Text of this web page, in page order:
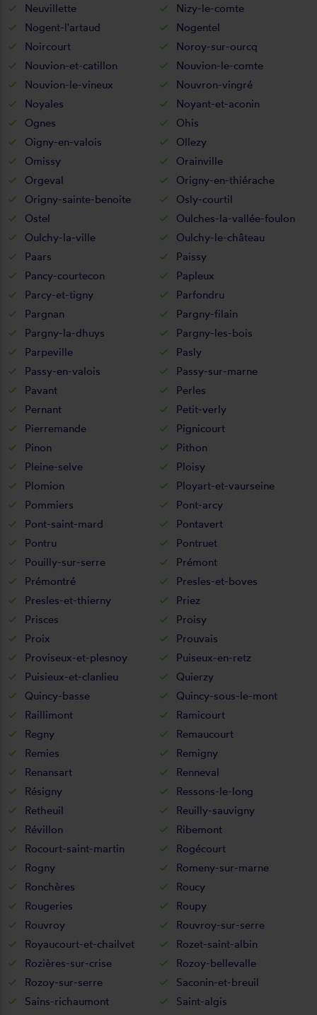
Neuvillette
Nizy-le-comte
Nogent-l'artaud
Nogentel
Noircourt
Noroy-sur-ourcq
Nouvion-et-catillon
Nouvion-le-comte
Nouvion-le-vineux
Nouvron-vingré
Noyales
Noyant-et-aconin
Ognes
Ohis
Oigny-en-valois
Ollezy
Omissy
Orainville
Orgeval
Origny-en-thiérache
Origny-sainte-benoite
Osly-courtil
Ostel
Oulches-la-vallée-foulon
Oulchy-la-ville
Oulchy-le-château
Paars
Paissy
Pancy-courtecon
Papleux
Parcy-et-tigny
Parfondru
Pargnan
Pargny-filain
Pargny-la-dhuys
Pargny-les-bois
Parpeville
Pasly
Passy-en-valois
Passy-sur-marne
Pavant
Perles
Pernant
Petit-verly
Pierremande
Pignicourt
Pinon
Pithon
Pleine-selve
Ploisy
Plomion
Ployart-et-vaurseine
Pommiers
Pont-arcy
Pont-saint-mard
Pontavert
Pontru
Pontruet
Pouilly-sur-serre
Prémont
Prémontré
Presles-et-boves
Presles-et-thierny
Priez
Prisces
Proisy
Proix
Prouvais
Proviseux-et-plesnoy
Puiseux-en-retz
Puisieux-et-clanlieu
Quierzy
Quincy-basse
Quincy-sous-le-mont
Raillimont
Ramicourt
Regny
Remaucourt
Remies
Remigny
Renansart
Renneval
Résigny
Ressons-le-long
Retheuil
Reuilly-sauvigny
Révillon
Ribemont
Rocourt-saint-martin
Rogécourt
Rogny
Romeny-sur-marne
Ronchères
Roucy
Rougeries
Roupy
Rouvroy
Rouvroy-sur-serre
Royaucourt-et-chailvet
Rozet-saint-albin
Rozières-sur-crise
Rozoy-bellevalle
Rozoy-sur-serre
Saconin-et-breuil
Sains-richaumont
Saint-algis